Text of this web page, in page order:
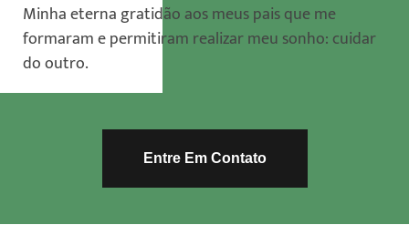
Minha eterna gratidão aos meus pais que me
formaram e permitiram realizar meu sonho: cuidar
do outro.
Entre Em Contato